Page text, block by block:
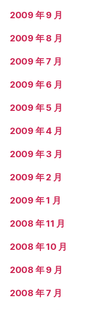
2009 年 9 月
2009 年 8 月
2009 年 7 月
2009 年 6 月
2009 年 5 月
2009 年 4 月
2009 年 3 月
2009 年 2 月
2009 年 1 月
2008 年 11 月
2008 年 10 月
2008 年 9 月
2008 年 7 月